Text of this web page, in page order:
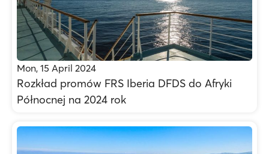
Mon, 15 April 2024
Rozkład promów FRS Iberia DFDS do Afryki
Północnej na 2024 rok